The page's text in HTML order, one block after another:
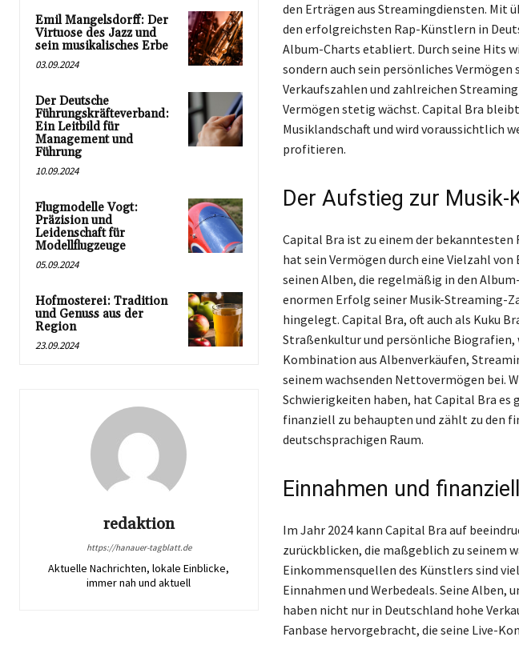
Emil Mangelsdorff: Der
Virtuose des Jazz und
sein musikalisches Erbe
03.09.2024
Der Deutsche
Führungskräfteverband:
Ein Leitbild für
Management und
Führung
10.09.2024
Flugmodelle Vogt:
Präzision und
Leidenschaft für
Modellflugzeuge
05.09.2024
Hofmosterei: Tradition
und Genuss aus der
Region
23.09.2024
redaktion
https://hanauer-tagblatt.de
Aktuelle Nachrichten, lokale Einblicke,
immer nah und aktuell
den Erträgen aus Streamingdiensten. Mit
den erfolgreichsten Rap-Künstlern in
Album-Charts etabliert. Durch seine Hits
sondern auch sein persönliches
Verkaufszahlen und zahlreichen
Vermögen stetig wächst. Capital Bra
Musiklandschaft und wird voraussichtlich
profitieren.
Der Aufstieg zur Musik-
Capital Bra ist zu einem der bekanntesten
hat sein Vermögen durch eine Vielzahl
seinen Alben, die regelmäßig in den
enormen Erfolg seiner Musik-Streaming-
hingelegt. Capital Bra, oft auch als Kuku
Straßenkultur und persönliche Biografien,
Kombination aus Albenverkäufen,
seinem wachsenden Nettovermögen bei.
Schwierigkeiten haben, hat Capital Bra es
finanziell zu behaupten und zählt zu den
deutschsprachigen Raum.
Einnahmen und
Im Jahr 2024 kann Capital Bra auf
zurückblicken, die maßgeblich zu seinem
Einkommensquellen des Künstlers sind
Einnahmen und Werbedeals. Seine Alben,
haben nicht nur in Deutschland hohe
Fanbase hervorgebracht, die seine Live-